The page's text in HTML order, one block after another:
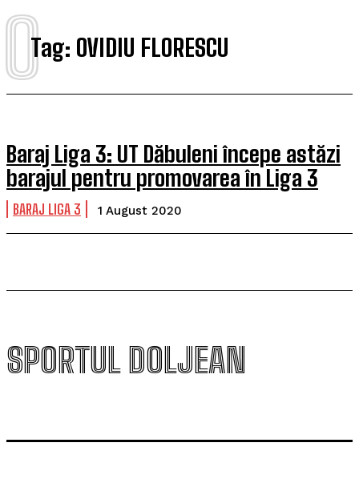
Tag: OVIDIU FLORESCU
O
Baraj Liga 3: UT Dăbuleni începe astăzi
barajul pentru promovarea în Liga 3
BARAJ LIGA 3 1 August 2020
SPORTUL DOLJEAN